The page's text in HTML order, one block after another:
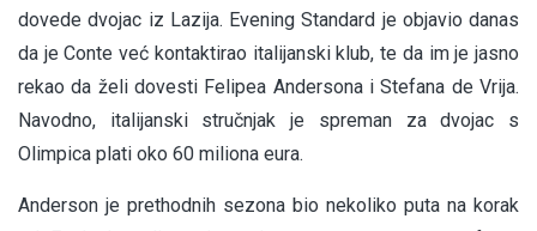
dovede dvojac iz Lazija. Evening Standard je objavio danas
da je Conte već kontaktirao italijanski klub, te da im je jasno
rekao da želi dovesti Felipea Andersona i Stefana de Vrija.
Navodno, italijanski stručnjak je spreman za dvojac s
Olimpica plati oko 60 miliona eura.
Anderson je prethodnih sezona bio nekoliko puta na korak